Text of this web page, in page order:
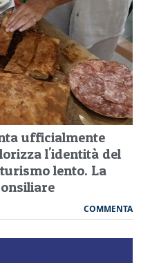
ufficialmente
l'identità del
lento. La
COMMENTA